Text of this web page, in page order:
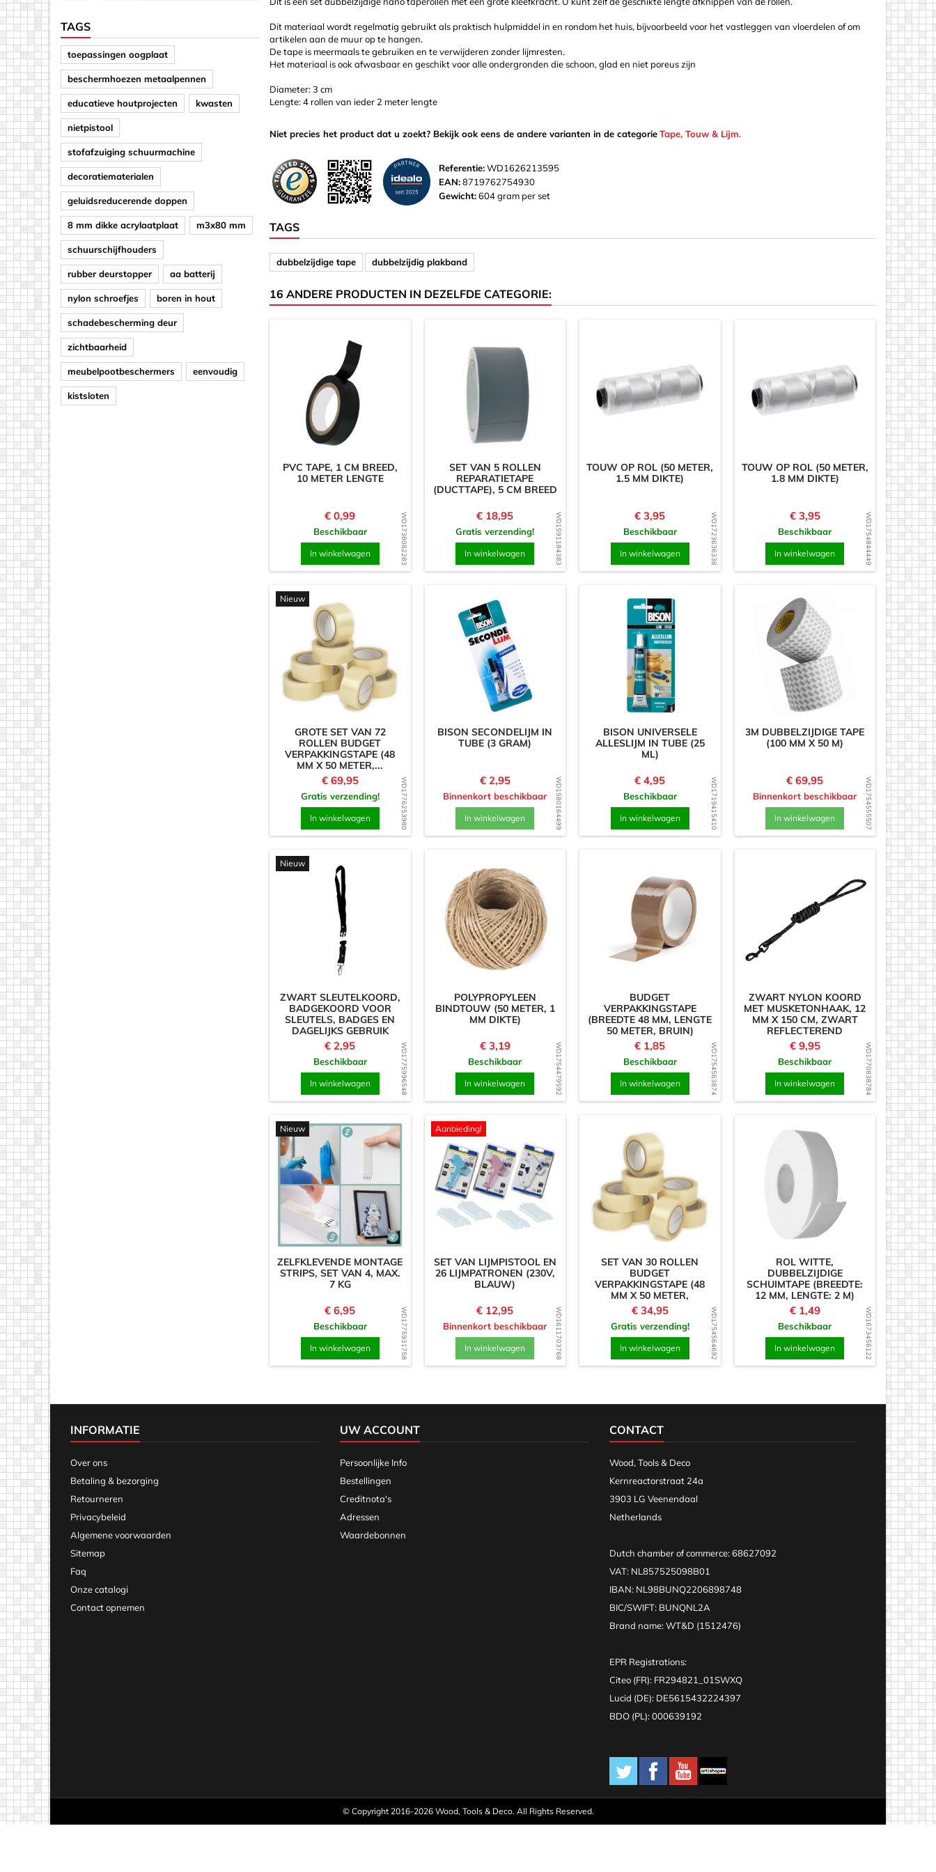
TAGS
toepassingen oogplaat
beschermhoezen metaalpennen
educatieve houtprojecten kwasten
nietpistool
stofafzuiging schuurmachine
decoratiematerialen
geluidsreducerende doppen
8 mm dikke acrylaatplaat m3x80 mm
schuurschijfhouders
rubber deurstopper aa batterij
nylon schroefjes boren in hout
schadebescherming deur
zichtbaarheid
meubelpootbeschermers eenvoudig
kistsloten
Dit materiaal wordt regelmatig gebruikt als praktisch hulpmiddel in en rondom het huis, bijvoorbeeld voor het vastleggen van vloerdelen of om
artikelen aan de muur op te hangen.
De tape is meermaals te gebruiken en te verwijderen zonder lijmresten.
Het materiaal is ook afwasbaar en geschikt voor alle ondergronden die schoon, glad en niet poreus zijn
Diameter: 3 cm
Lengte: 4 rollen van ieder 2 meter lengte
Niet precies het product dat u zoekt? Bekijk ook eens de andere varianten in de categorieTape, Touw & Lijm.
Referentie:WD1626213595
EAN:8719762754930
Gewicht:604 gram per set
TAGS
dubbelzijdige tape dubbelzijdig plakband
16 ANDERE PRODUCTEN IN DEZELFDE CATEGORIE:
WD1738082283
PVC TAPE, 1 CM BREED,
10 METER LENGTE
Prijs
€ 0,99
Beschikbaar
In winkelwagen WD1591184383
SET VAN 5 ROLLEN
REPARATIETAPE
(DUCTTAPE), 5 CM BREED
Prijs
€ 18,95
Gratis verzending!
In winkelwagen WD1723636338
TOUW OP ROL (50 METER,
1.5 MM DIKTE)
Prijs
€ 3,95
Beschikbaar
In winkelwagen WD1754844449
TOUW OP ROL (50 METER,
1.8 MM DIKTE)
Prijs
€ 3,95
Beschikbaar
In winkelwagen
WD1776253980
Nieuw
GROTE SET VAN 72
ROLLEN BUDGET
VERPAKKINGSTAPE (48
MM X 50 METER,...
Prijs
€ 69,95
Gratis verzending!
In winkelwagen WD1580164499
BISON SECONDELIJM IN
TUBE (3 GRAM)
Prijs
€ 2,95
Binnenkort beschikbaar
In winkelwagen WD1719415410
BISON UNIVERSELE
ALLESLIJM IN TUBE (25
ML)
Prijs
€ 4,95
Beschikbaar
In winkelwagen WD1754555507
3M DUBBELZIJDIGE TAPE
(100 MM X 50 M)
Prijs
€ 69,95
Binnenkort beschikbaar
In winkelwagen
WD1775996548
Nieuw
ZWART SLEUTELKOORD,
BADGEKOORD VOOR
SLEUTELS, BADGES EN
DAGELIJKS GEBRUIK
Prijs
€ 2,95
Beschikbaar
In winkelwagen WD1754479592
POLYPROPYLEEN
BINDTOUW (50 METER, 1
MM DIKTE)
Prijs
€ 3,19
Beschikbaar
In winkelwagen WD1754563874
BUDGET
VERPAKKINGSTAPE
(BREEDTE 48 MM, LENGTE
50 METER, BRUIN)
Prijs
€ 1,85
Beschikbaar
In winkelwagen WD1770838784
ZWART NYLON KOORD
MET MUSKETONHAAK, 12
MM X 150 CM, ZWART
REFLECTEREND
Prijs
€ 9,95
Beschikbaar
In winkelwagen
WD1775931758
Nieuw
ZELFKLEVENDE MONTAGE
STRIPS, SET VAN 4, MAX.
7 KG
Prijs
€ 6,95
Beschikbaar
In winkelwagen WD1611703768
Aanbieding!
SET VAN LIJMPISTOOL EN
26 LIJMPATRONEN (230V,
BLAUW)
Prijs
€ 12,95
Binnenkort beschikbaar
In winkelwagen WD1754564692
SET VAN 30 ROLLEN
BUDGET
VERPAKKINGSTAPE (48
MM X 50 METER,
TRANSPARANT)
Prijs
€ 34,95
Gratis verzending!
In winkelwagen WD1673456122
ROL WITTE,
DUBBELZIJDIGE
SCHUIMTAPE (BREEDTE:
12 MM, LENGTE: 2 M)
Prijs
€ 1,49
Beschikbaar
In winkelwagen
INFORMATIE
Over ons
Betaling & bezorging
Retourneren
Privacybeleid
Algemene voorwaarden
Sitemap
Faq
Onze catalogi
Contact opnemen
UW ACCOUNT
Persoonlijke Info
Bestellingen
Creditnota's
Adressen
Waardebonnen
CONTACT
Wood, Tools & Deco
Kernreactorstraat 24a
3903 LG Veenendaal
Netherlands
Dutch chamber of commerce: 68627092
VAT: NL857525098B01
IBAN: NL98BUNQ2206898748
BIC/SWIFT: BUNQNL2A
Brand name: WT&D (1512476)
EPR Registrations:
Citeo (FR): FR294821_01SWXQ
Lucid (DE): DE5615432224397
BDO (PL): 000639192
© Copyright 2016-2026 Wood, Tools & Deco. All Rights Reserved.